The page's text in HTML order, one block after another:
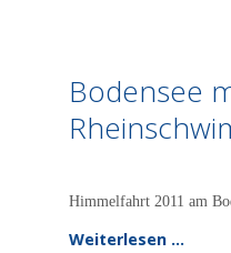
Bodensee
Himmelfahrt 2011 am
Weiterlesen …